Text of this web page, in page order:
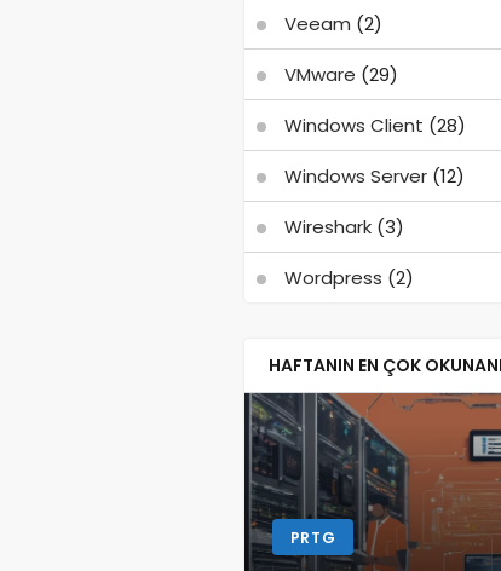
Veeam (2)
VMware (29)
Windows Client (28)
Windows Server(12)
Wireshark(3)
Wordpress (2)
HAFTANIN EN ÇOK
PRTG